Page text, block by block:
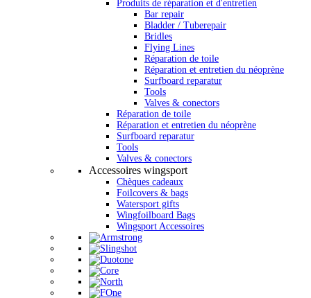
Produits de réparation et d'entretien
Bar repair
Bladder / Tuberepair
Bridles
Flying Lines
Réparation de toile
Réparation et entretien du néoprène
Surfboard reparatur
Tools
Valves & conectors
Réparation de toile
Réparation et entretien du néoprène
Surfboard reparatur
Tools
Valves & conectors
Accessoires wingsport
Chèques cadeaux
Foilcovers & bags
Watersport gifts
Wingfoilboard Bags
Wingsport Accessoires